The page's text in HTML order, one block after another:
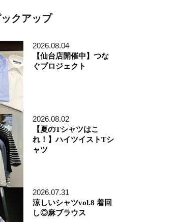
クアップ
2026.08.04
【仙台店開催中】つな
ぐプロジェクト
2026.08.02
【夏のTシャツはこ
れ！】ハイツイストTシ
ャツ
2026.07.31
涼しいシャツvol.8 着回
し◎麻ブラウス